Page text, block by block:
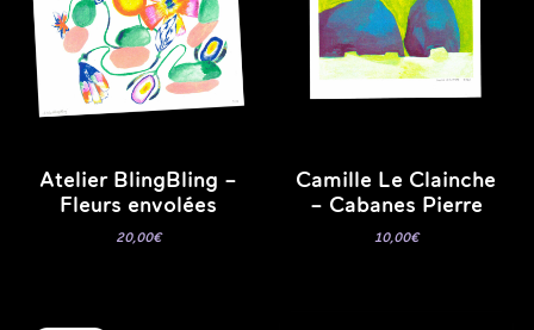
Atelier BlingBling –
Fleurs envolées
20,00€
Camille Le Clainche
– Cabanes Pierre
10,00€